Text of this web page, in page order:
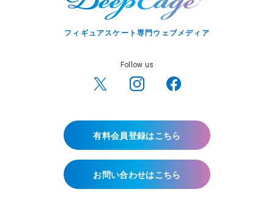
フィギュアスケート専門ウェブメディア
Follow us
有料会員登録はこちら
お問い合わせはこちら